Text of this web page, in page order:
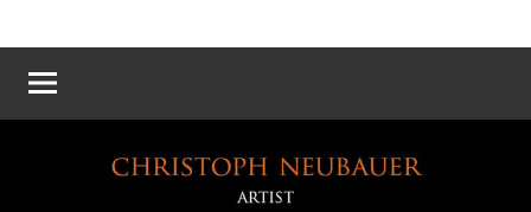
Atelier
Neubauer
–
Eine
Rekonstruktion